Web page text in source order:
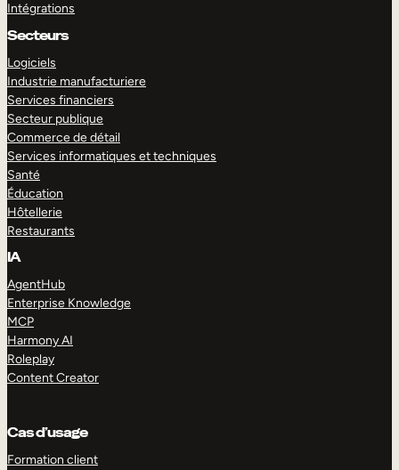
Intégrations
Secteurs
Logiciels
Industrie manufacturiere
Services financiers
Secteur publique
Commerce de détail
Services informatiques et techniques
Santé
Éducation
Hôtellerie
Restaurants
IA
AgentHub
Enterprise Knowledge
MCP
Harmony AI
Roleplay
Content Creator
Cas d’usage
Formation client